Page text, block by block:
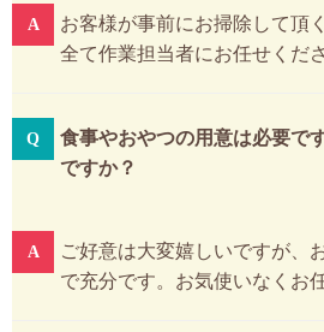
お客様が事前にお掃除して頂
全て作業担当者にお任せくださ
食事やおやつの用意は必要で
ですか？
ご好意は大変嬉しいですが、
で充分です。お気使いなくお